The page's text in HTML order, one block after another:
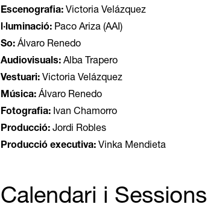
Escenografia: Victoria Velázquez
l·luminació: Paco Ariza (AAI)
So: Álvaro Renedo
Audiovisuals: Alba Trapero
Vestuari: Victoria Velázquez
Música: Álvaro Renedo
Fotografia: Ivan Chamorro
Producció: Jordi Robles
Producció executiva: Vinka Mendieta
Calendari i Sessions